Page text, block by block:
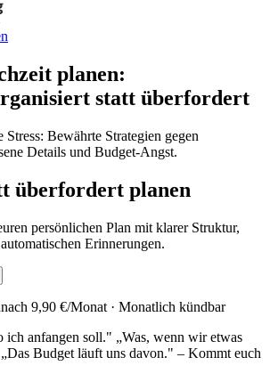
planen:
statt überfordert
Bewährte Strategien gegen
Details und Budget-Angst.
überfordert planen
persönlichen Plan mit klarer Struktur,
Erinnerungen.
9,90 €/Monat · Monatlich kündbar
ich anfangen soll." „Was, wenn wir etwas
Budget läuft uns davon." – Kommt euch